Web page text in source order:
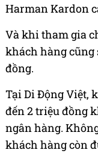
Harman Kardon
Và khi tham gia
khách hàng cũng
đồng.
Tại Di Động Việt,
đến 2 triệu đồng
ngân hàng.
khách hàng còn